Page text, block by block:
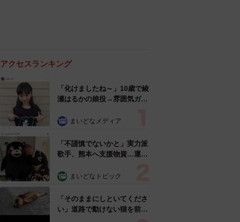
アクセスランキング
「化けましたね～」10歳で綾
瀬はるかの娘役→雰囲気ガラ
雰囲気が」「宝塚に入れそ
まいどなメディア
「不謹慎でないかと」実力派
歌手、熊本へ支援物資…運搬
めらい 「痛いほど伝わる」
まいどなトピック
「そのままにしといてくださ
い」道路で動けない猫を前に